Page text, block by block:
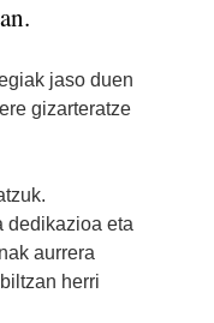
jaso duen
gizarteratze
dedikazioa eta
aurrera
herri